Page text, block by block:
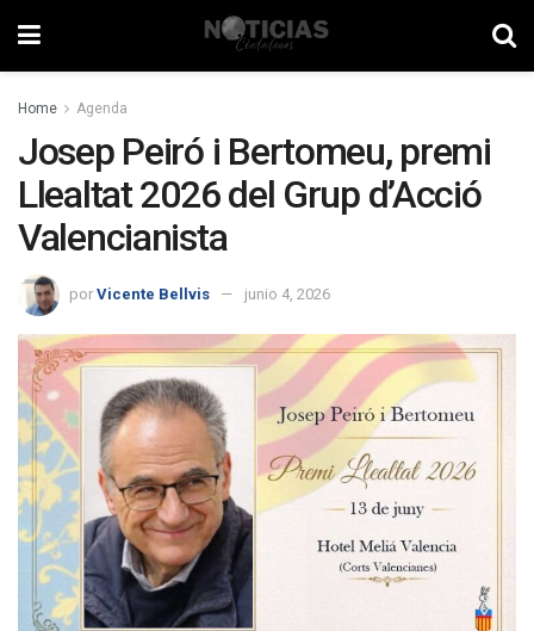
Home Agenda
Josep Peiró i Bertomeu, premi
Llealtat 2026 del Grup d’Acció
Valencianista
por Vicente Bellvis junio 4, 2026